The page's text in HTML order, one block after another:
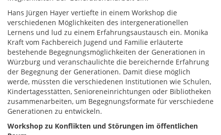
Hans Jürgen Hayer vertiefte in einem Workshop die
verschiedenen Möglichkeiten des intergenerationellen
Lernens und lud zu einem Erfahrungsaustausch ein. Monika
Kraft vom Fachbereich Jugend und Familie erläuterte
bestehende Begegnungsmöglichkeiten der Generationen in
Würzburg und veranschaulichte die bereichernde Erfahrung
der Begegnung der Generationen. Damit diese möglich
werde, müssten die verschiedenen Institutionen wie Schulen,
Kindertagesstätten, Senioreneinrichtungen oder Bibliotheken
zusammenarbeiten, um Begegnungsformate für verschiedene
Generationen zu entwickeln.
Workshop zu Konflikten und Störungen im öffentlichen